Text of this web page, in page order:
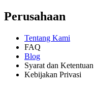
Perusahaan
Tentang Kami
FAQ
Blog
Syarat dan Ketentuan
Kebijakan Privasi